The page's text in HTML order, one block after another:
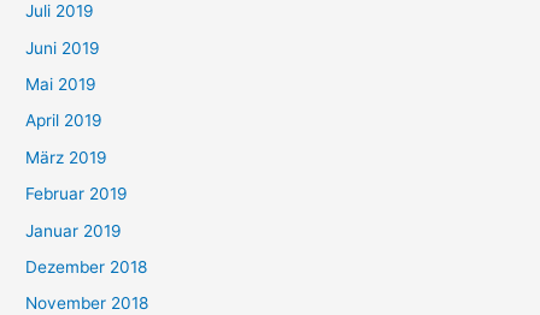
Juli 2019
Juni 2019
Mai 2019
April 2019
März 2019
Februar 2019
Januar 2019
Dezember 2018
November 2018